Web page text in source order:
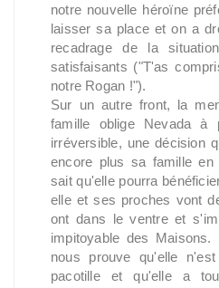
notre nouvelle héroïne
laisser sa place et on a
recadrage de la
satisfaisants ("T'as
notre Rogan !").
Sur un autre front, la
famille oblige Nevada à
irréversible, une décision
encore plus sa famille
sait qu'elle pourra
elle et ses proches vont
ont dans le ventre et
impitoyable des
nous prouve qu'elle
pacotille et qu'elle a